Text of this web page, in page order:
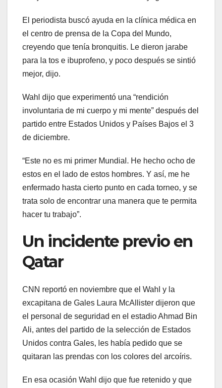
El periodista buscó ayuda en la clínica médica en
el centro de prensa de la Copa del Mundo,
creyendo que tenía bronquitis. Le dieron jarabe
para la tos e ibuprofeno, y poco después se sintió
mejor, dijo.
Wahl dijo que experimentó una “rendición
involuntaria de mi cuerpo y mi mente” después del
partido entre Estados Unidos y Países Bajos el 3
de diciembre.
“Este no es mi primer Mundial. He hecho ocho de
estos en el lado de estos hombres. Y así, me he
enfermado hasta cierto punto en cada torneo, y se
trata solo de encontrar una manera que te permita
hacer tu trabajo”.
Un incidente previo en
Qatar
CNN reportó en noviembre que el Wahl y la
excapitana de Gales Laura McAllister dijeron que
el personal de seguridad en el estadio Ahmad Bin
Ali, antes del partido de la selección de Estados
Unidos contra Gales, les había pedido que se
quitaran las prendas con los colores del arcoíris.
En esa ocasión Wahl dijo que fue retenido y que